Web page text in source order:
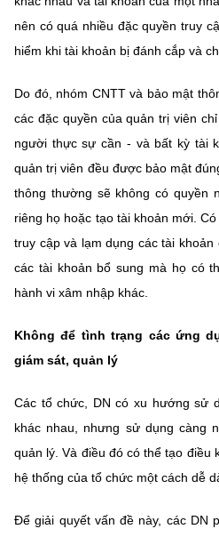
nên có quá nhiều đặc quyền truy
hiểm khi tài khoản bị đánh cắp và
Do đó, nhóm CNTT và bảo mật
các đặc quyền của quản trị viên
người thực sự cần - và bất kỳ tài
quản trị viên đều được bảo mật
thông thường sẽ không có quyền
riêng họ hoặc tạo tài khoản mới.
truy cập và lạm dụng các tài
các tài khoản bổ sung mà họ có
hành vi xâm nhập khác.
Không để tình trạng các ứng
giám sát, quản lý
Các tổ chức, DN có xu hướng sử
khác nhau, nhưng sử dụng càng
quản lý. Và điều đó có thể tạo điều
hệ thống của tổ chức một cách dễ
Để giải quyết vấn đề này, các DN